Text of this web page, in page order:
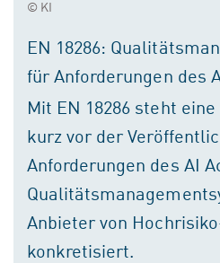
© KI
EN 18286:
für Anforderungen des
Mit EN 18286 steht
kurz vor der
Anforderungen des AI
Anbieter von
konkretisiert.